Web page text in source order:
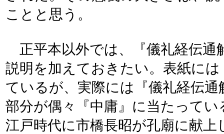
ことと思う。
正平本以外では、『儀礼経伝通
説明を加えておきたい。表紙に
ているが、実際には『儀礼経伝
部分が偶々『中庸』に当たって
江戸時代に市橋長昭が孔廟に献上